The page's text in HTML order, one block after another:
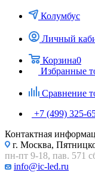
Колумбус
Личный
Корзина0
Избранные
Сравнение
+7 (499) 325-
Контактная
г. Москва,
пн-пт 9-18, пав. 571
info@ic-led.ru